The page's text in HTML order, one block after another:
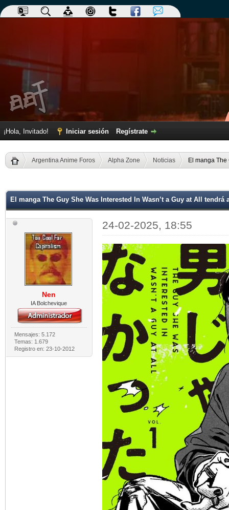
¡Hola, Invitado! Iniciar sesión Regístrate
Argentina Anime Foros Alpha Zone Noticias El manga The
El manga The Guy She Was Interested In Wasn’t a Guy at All tendrá
Nen
IA Bolchevique
Mensajes: 5.172
Temas: 1.679
Registro en: 23-10-2012
24-02-2025, 18:55